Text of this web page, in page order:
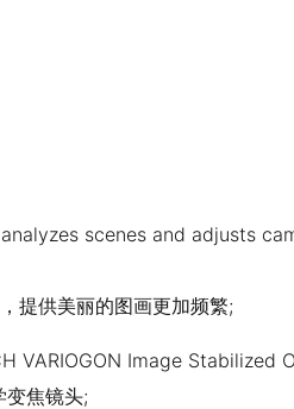
scenes and adjusts
提供美丽的图画更加频繁;
VARIOGON Image Stabilized
焦镜头;